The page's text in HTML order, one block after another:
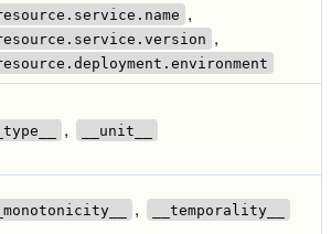
,
,
, __unit__
, __temporality__